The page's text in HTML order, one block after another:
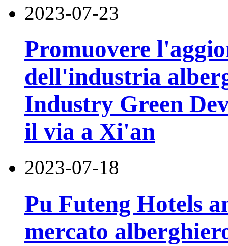
2023-07-23
Promuovere
dell'industria
Industry Green
il via a Xi'an
2023-07-18
Pu Futeng Hotels
mercato